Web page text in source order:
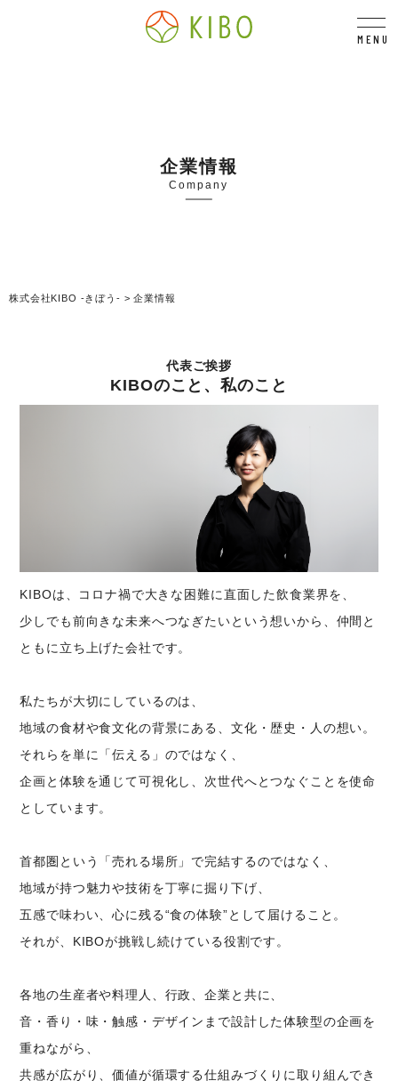
MENU
企業情報
Company
株式会社KIBO -きぼう- >企業情報
代表ご挨拶
KIBOのこと、私のこと
KIBOは、コロナ禍で大きな困難に直面した飲食業界を、
少しでも前向きな未来へつなぎたいという想いから、仲間と
ともに立ち上げた会社です。
私たちが大切にしているのは、
地域の食材や食文化の背景にある、文化・歴史・人の想い。
それらを単に「伝える」のではなく、
企画と体験を通じて可視化し、次世代へとつなぐことを使命
としています。
首都圏という「売れる場所」で完結するのではなく、
地域が持つ魅力や技術を丁寧に掘り下げ、
五感で味わい、心に残る“食の体験”として届けること。
それが、KIBOが挑戦し続けている役割です。
各地の生産者や料理人、行政、企業と共に、
音・香り・味・触感・デザインまで設計した体験型の企画を
重ねながら、
共感が広がり、価値が循環する仕組みづくりに取り組んでき